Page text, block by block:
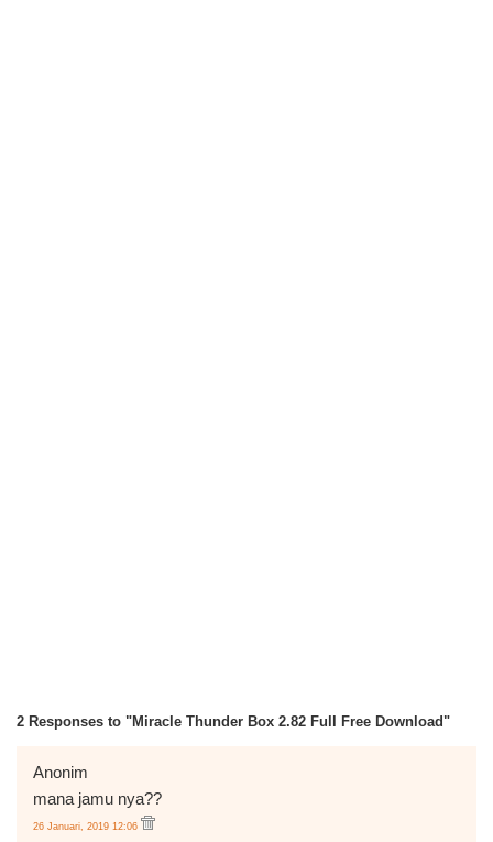
2 Responses to "Miracle Thunder Box 2.82 Full Free Download"
Anonim
mana jamu nya??
26 Januari, 2019 12:06